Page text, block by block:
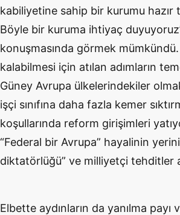
kabiliyetine sahip bir kurumu
Böyle bir kuruma ihtiyaç
konuşmasında görmek
kalabilmesi için atılan adımların
Güney Avrupa ülkelerindekiler
işçi sınıfına daha fazla kemer
koşullarında reform girişimleri
“Federal bir Avrupa” hayalinin
diktatörlüğü” ve milliyetçi tehditler
Elbette aydınların da yanılma payı